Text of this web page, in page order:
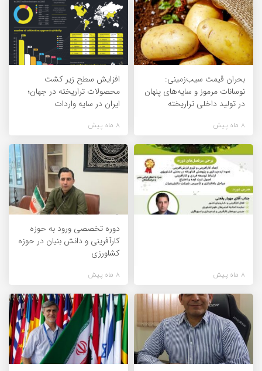
بحران قیمت سیب‌زمینی:
نوسانات مرموز و سایه‌های پنهان
در تولید داخلی تراریخته
8 ماه پیش
افزایش سطح زیر کشت
محصولات تراریخته در جهان؛
ایران در سایه واردات
8 ماه پیش
8 ماه پیش
دوره تخصصی ورود به حوزه
کارآفرینی و دانش بنیان در حوزه
کشاورزی
8 ماه پیش